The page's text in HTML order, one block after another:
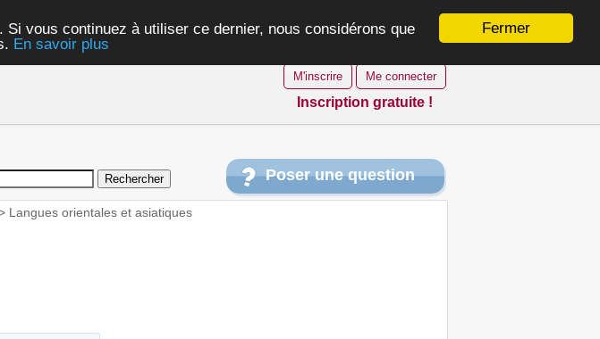
Fermer
vous continuez à utiliser ce dernier, nous considérons que
En savoir plus
M'inscrire Me connecter
Inscription gratuite !
Poser une question
Langues orientales et asiatiques